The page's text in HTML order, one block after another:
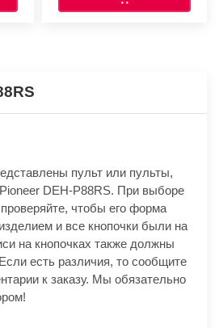
пульт или пульты,
DEH-P88RS. При выборе
чтобы его форма
и все кнопочки были на
на кнопочках также должны
есть различия, то сообщите
к заказу. Мы обязательно